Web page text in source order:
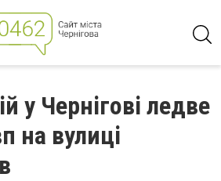
у Чернігові ледве
на вулиці